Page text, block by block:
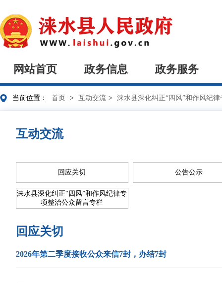
网站首页 政务信息 政务服务
当前位置： 首页 > 互动交流 > 涞水县深化纠正“四风”和作风纪
互动交流
回应关切 公告公示
涞水县深化纠正“四风”和作风纪律专
项整治公众留言专栏
回应关切
2026年第二季度接收公众来信7封，办结7封